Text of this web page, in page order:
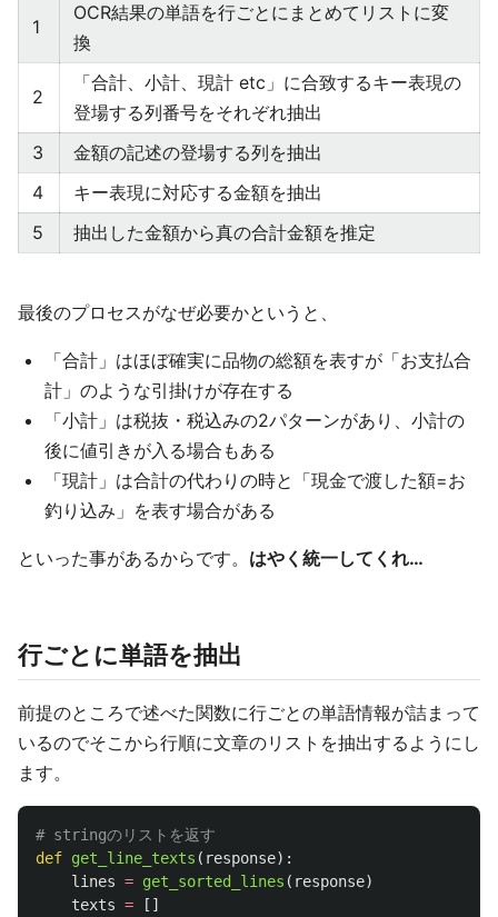
1
OCR結果の単語を行ごとにまとめてリストに変
換
2
「合計、小計、現計 etc」に合致するキー表現の
登場する列番号をそれぞれ抽出
3
金額の記述の登場する列を抽出
4
キー表現に対応する金額を抽出
5
抽出した金額から真の合計金額を推定
最後のプロセスがなぜ必要かというと、
「合計」はほぼ確実に品物の総額を表すが「お支払合
計」のような引掛けが存在する
「小計」は税抜・税込みの2パターンがあり、小計の
後に値引きが入る場合もある
「現計」は合計の代わりの時と「現金で渡した額=お
釣り込み」を表す場合がある
といった事があるからです。 はやく統一してくれ…
行ごとに単語を抽出
前提のところで述べた関数に行ごとの単語情報が詰まって
いるのでそこから行順に文章のリストを抽出するようにし
ます。
def get_line_texts ( response):
lines = get_sorted_lines ( response)
texts =
[]